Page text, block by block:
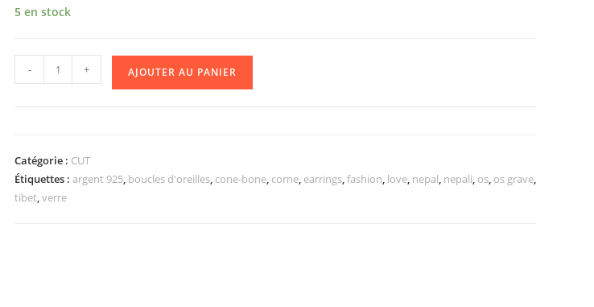
5 en stock
- + AJOUTER AU PANIER
Catégorie : CUT
Étiquettes : argent 925, boucles d'oreilles, cone-bone, corne, earrings,fashion, love, nepal, nepali, os, os grave,
tibet,verre